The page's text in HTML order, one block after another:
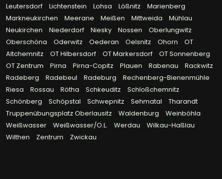
Leutersdorf
Lichtenstein Lohsa Lößnitz
Marienberg
Markneukirchen
Meerane Meißen Mittweida
Mühlau
Neukirchen
Niederdorf Niesky Nossen
Oberlungwitz
Oberschöna
Oderwitz Oederan Oelsnitz Ohorn
OT
Altchemnitz
OT Hilbersdorf OT Markersdorf
OT Sonnenberg
OT Zentrum
Pirna Pirna-Copitz Plauen Rabenau
Rackwitz
Radeberg
Radebeul Radeburg
Rechenberg-Bienenmühle
Riesa
Rossau Rötha Schkeuditz
Schloßchemnitz
Schönberg
Schöpstal Schwepnitz Sehmatal
Tharandt
Truppenübungsplatz Oberlausitz
Waldenburg
Weinböhla
Weißwasser
Weißwasser/O.L. Werdau
Wilkau-Haßlau
Wilthen
Zentrum Zwickau